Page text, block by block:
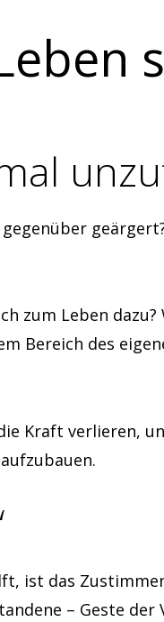
zum Leben
Bereich des
Kraft verlieren,
ist das
– Geste